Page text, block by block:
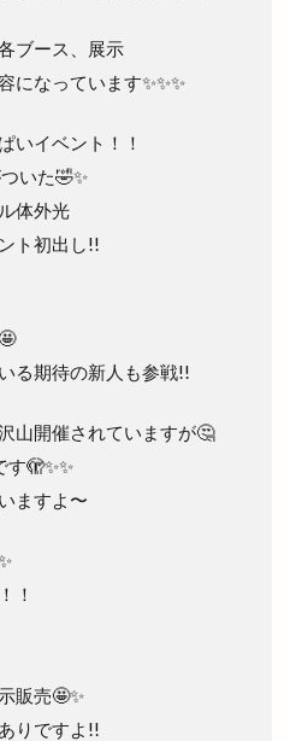
ブース、展示
になっています✨✨✨
いイベント！！
いた🤣✨
体外光
ト初出し!!
る期待の新人も参戦!!
山開催されていますが🤔
🫣✨✨
ますよ〜
！
販売🤩✨
りですよ!!